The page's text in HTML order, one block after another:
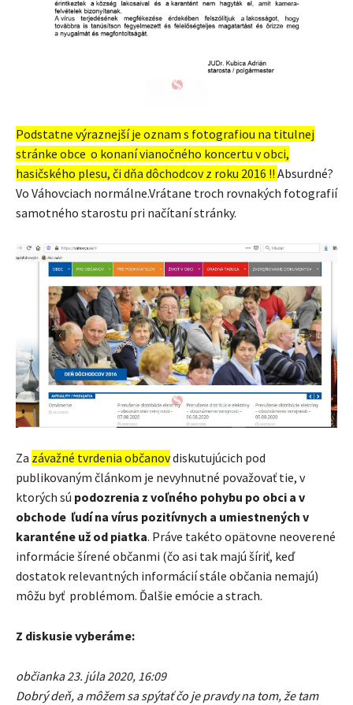
Podstatne výraznejší je oznam s fotografiou na titulnej
stránke obce o konaní vianočného koncertu v obci,
hasičského plesu, či dňa dôchodcov z roku 2016 !! Absurdné?
Vo Váhovciach normálne.Vrátane troch rovnakých fotografií
samotného starostu pri načítaní stránky.
Za závažné tvrdenia občanovdiskutujúcich pod
publikovaným článkom je nevyhnutné považovať tie, v
ktorých sú podozrenia z voľného pohybu po obci a v
obchode ľudí na vírus pozitívnych a umiestnených v
karanténe už od piatka. Práve takéto opätovne neoverené
informácie šírené občanmi (čo asi tak majú šíriť, keď
dostatok relevantných informácií stále občania nemajú)
môžu byť problémom. Ďalšie emócie a strach.
Z diskusie vyberáme:
občianka 23. júla 2020, 16:09
Dobrý deň, a môžem sa spýtať čo je pravdy na tom, že tam